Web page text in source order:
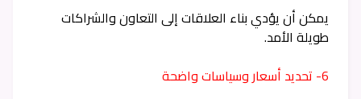
يمكن أن يؤدي بناء العلاقات إلى التعاون والشراكات
طويلة الأمد.
6- تحديد أسعار وسياسات واضحة